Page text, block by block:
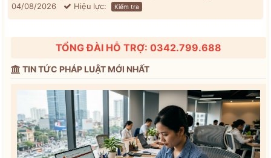
04/08/2026
Hiệu lực: Kiểm tra
TỔNG ĐÀI HỖ TRỢ: 0342.799.688
TIN TỨC PHÁP LUẬT MỚI NHẤT